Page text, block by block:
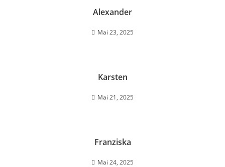
Alexander
Mai 23, 2025
Karsten
Mai 21, 2025
Franziska
Mai 24, 2025